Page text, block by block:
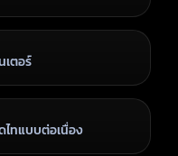
ตอร์
ไทแบบต่อเนื่อง